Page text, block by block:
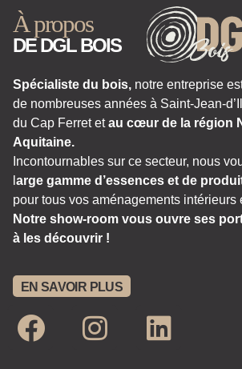
À propos
DE DGL BOIS
Spécialiste du bois, notre entreprise
de nombreuses années à Saint-Jean-
du Cap Ferret etau cœur de la région
Aquitaine.
Incontournables sur ce secteur, nous
arge gamme d’essences et de
pour tous vos aménagements intérieurs
Notre show-room vous ouvre ses
à les découvrir !
EN SAVOIR PLUS